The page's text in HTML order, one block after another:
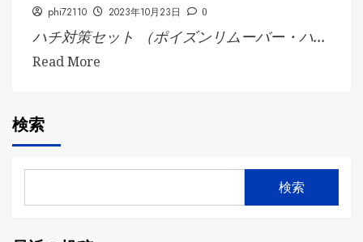
phi72110 2023年10月23日 0
ハチ対策セット （ポイズンリムーバー・ハ...
Read More
検索
検索